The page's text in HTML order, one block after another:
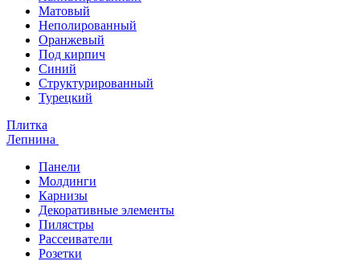
Матовый
Неполированный
Оранжевый
Под кирпич
Синий
Структурированный
Турецкий
Плитка
Лепнина
Панели
Молдинги
Карнизы
Декоративные элементы
Пилястры
Рассеиватели
Розетки